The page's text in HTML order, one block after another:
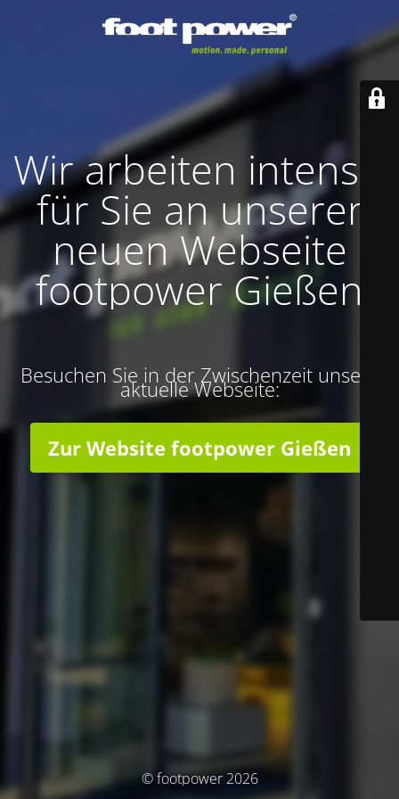
Wir arbeiten intensiv
für Sie an unserer
neuen Webseite
footpower Gießen
Besuchen Sie in der Zwischenzeit unsere
aktuelle Webseite:
Zur Website footpower Gießen
© footpower 2026